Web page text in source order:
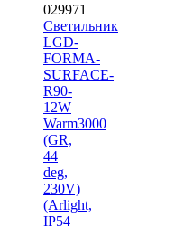
029971
Светильник
LGD-
FORMA-
SURFACE-
R90-
12W
Warm3000
(GR,
44
deg,
230V)
(Arlight,
IP54